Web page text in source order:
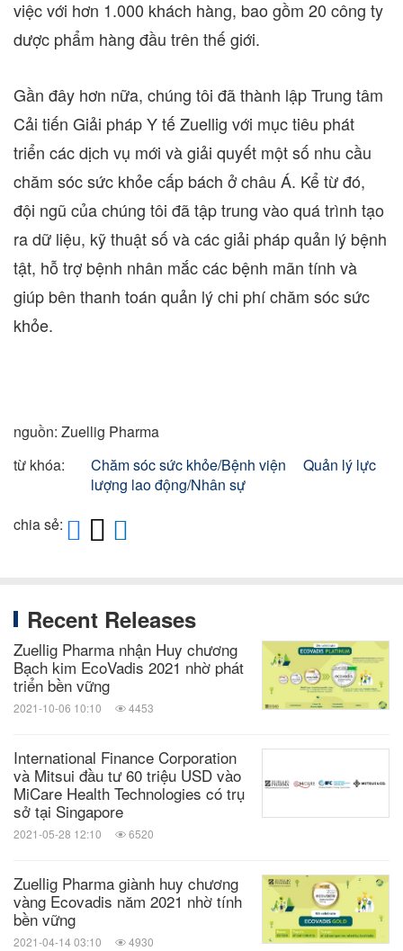
việc với hơn 1.000 khách hàng, bao gồm 20 công ty
dược phẩm hàng đầu trên thế giới.
Gần đây hơn nữa, chúng tôi đã thành lập Trung tâm
Cải tiến Giải pháp Y tế Zuellig với mục tiêu phát
triển các dịch vụ mới và giải quyết một số nhu cầu
chăm sóc sức khỏe cấp bách ở châu Á. Kể từ đó,
đội ngũ của chúng tôi đã tập trung vào quá trình tạo
ra dữ liệu, kỹ thuật số và các giải pháp quản lý bệnh
tật, hỗ trợ bệnh nhân mắc các bệnh mãn tính và
giúp bên thanh toán quản lý chi phí chăm sóc sức
khỏe.
nguồn: Zuellig Pharma
từ khóa:
Chăm sóc sức khỏe/Bệnh viện
Quản lý lực
lượng lao động/Nhân sự
chia sẻ:
Recent Releases
Zuellig Pharma nhận Huy chương
Bạch kim EcoVadis 2021 nhờ phát
triển bền vững
2021-10-06 10:10 4453
International Finance Corporation
và Mitsui đầu tư 60 triệu USD vào
MiCare Health Technologies có trụ
sở tại Singapore
2021-05-28 12:10 6520
Zuellig Pharma giành huy chương
vàng Ecovadis năm 2021 nhờ tính
bền vững
2021-04-14 03:10 4930